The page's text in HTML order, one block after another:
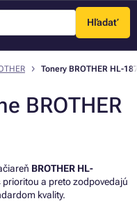
Hľadať
Menu
Tonery BROTHER HL-
BROTHER
BROTHER HL-
prioritou a preto zodpovedajú
kvality.